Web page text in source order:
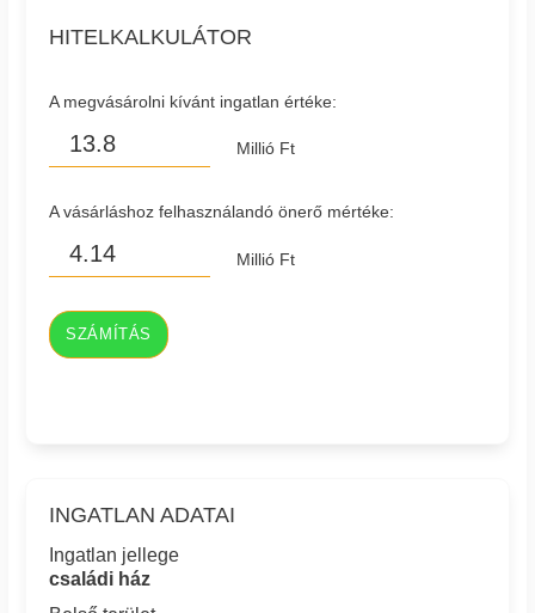
HITELKALKULÁTOR
A megvásárolni kívánt ingatlan értéke:
Millió Ft
A vásárláshoz felhasználandó önerő mértéke:
Millió Ft
SZÁMÍTÁS
INGATLAN ADATAI
Ingatlan jellege
családi ház